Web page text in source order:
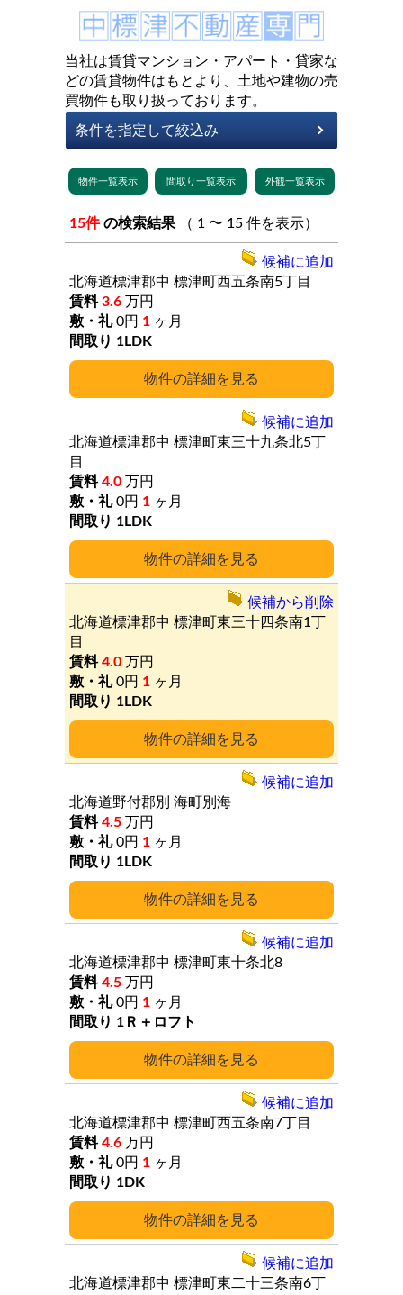
当社は賃貸マンション・アパート・貸家な
どの賃貸物件はもとより、土地や建物の売
買物件も取り扱っております。
15件 の検索結果 （ 1 〜 15 件を表示）
詳細
北海道標津郡中 標津町西五条南5丁目
3.6 万円
0円 1 ヶ月
1LDK
候補に追加
詳細
北海道標津郡中 標津町東三十九条北5丁
目
4.0 万円
0円 1 ヶ月
1LDK
候補に追加
詳細
北海道標津郡中 標津町東三十四条南1丁
目
4.0 万円
0円 1 ヶ月
1LDK
候補から削除
詳細
北海道野付郡別 海町別海
4.5 万円
0円 1 ヶ月
1LDK
候補に追加
詳細
北海道標津郡中 標津町東十条北8
4.5 万円
0円 1 ヶ月
1Ｒ＋ロフト
候補に追加
詳細
北海道標津郡中 標津町西五条南7丁目
4.6 万円
0円 1 ヶ月
1DK
候補に追加
北海道標津郡中 標津町東二十三条南6丁
候補に追加